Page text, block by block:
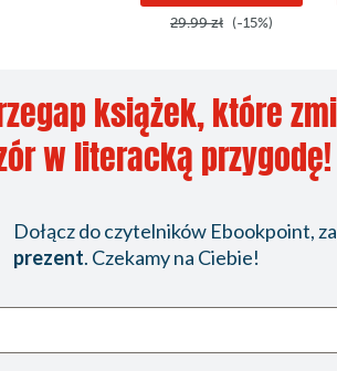
29.99 zł (-15%)
książek, które
w literacką przygodę!
Dołącz do czytelników Ebookpoint,
prezent. Czekamy na Ciebie!